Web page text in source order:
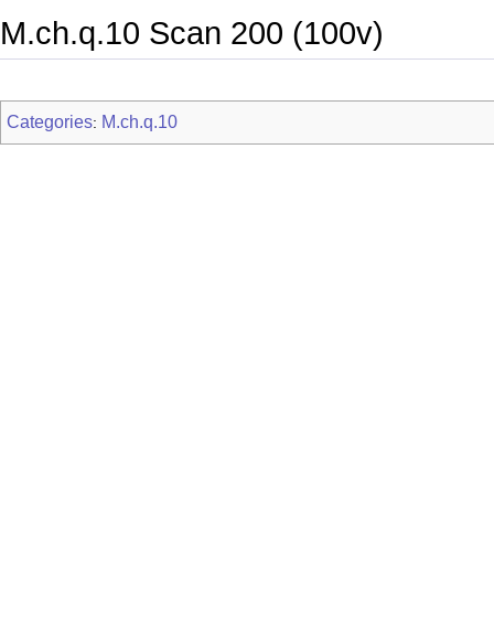
M.ch.q.10 Scan 200 (100v)
Categories: M.ch.q.10